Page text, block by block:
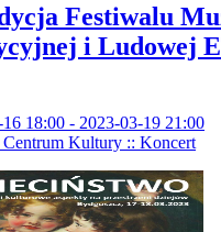
Festiwalu
i Ludowej
18:00 - 2023-03-19 21:00
Kultury :: Koncert